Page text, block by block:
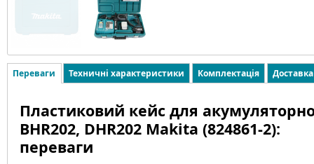
Переваги Техничні характеристики Комплектація
Пластиковий кейс для
BHR202, DHR202 Makita (824861-2):
переваги